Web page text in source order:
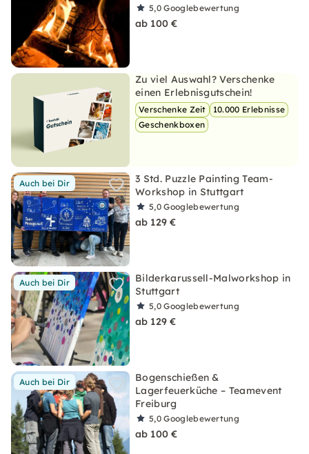
5,0Googlebewertung
ab 100 €
Zu viel Auswahl? Verschenke
einen Erlebnisgutschein!
Verschenke Zeit
10.000 Erlebnisse
Geschenkboxen
Auch bei Dir
3 Std. Puzzle Painting Team-
Workshop in Stuttgart
5,0Googlebewertung
ab 129 €
Auch bei Dir
Bilderkarussell-Malworkshop in
Stuttgart
5,0Googlebewertung
ab 129 €
Auch bei Dir
Bogenschießen &
Lagerfeuerküche – Teamevent
Freiburg
5,0Googlebewertung
ab 100 €